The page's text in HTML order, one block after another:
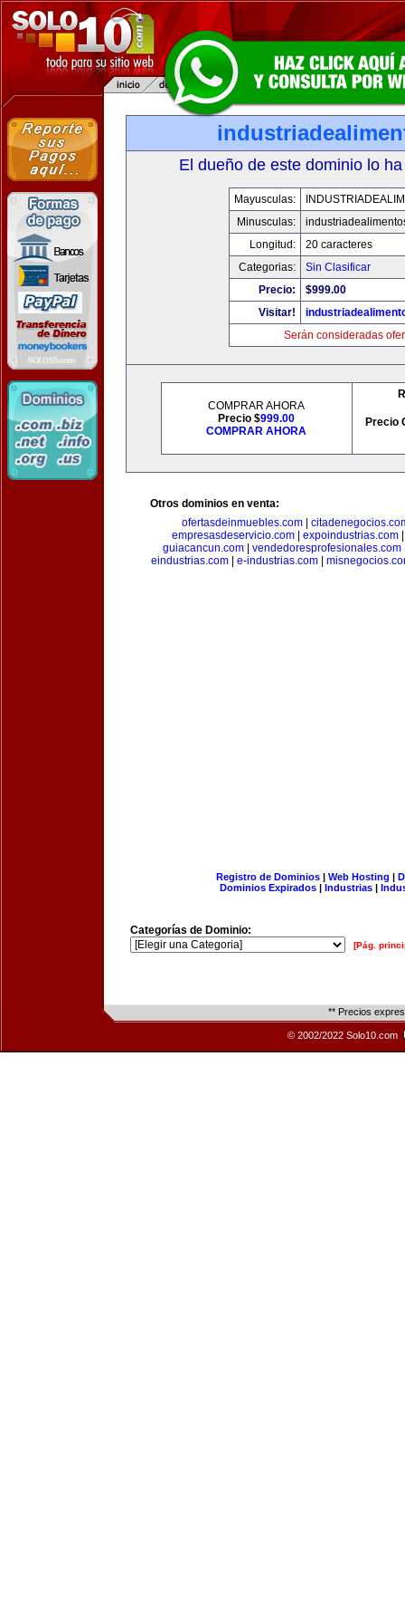
El dueño de este dominio lo
Mayusculas:
Minusculas:
Longitud:
20 caracteres
Categorias:
Sin Clasificar
Precio:
$999.00
Visitar!
Serán consideradas
COMPRAR AHORA
Precio $999.00
COMPRAR AHORA
Precio
Otros dominios en venta:
ofertasdeinmuebles.com
empresasdeservicio.com
expoindustrias.com
guiacancun.com| vendedoresprofesionales.com
eindustrias.com
e-industrias.com
Registro de Dominios| Web Hosting |
Dominios Expirados | Industrias |
Categorías de Dominio:
[Pág.
** Precios
© 2002/2022 Solo10.com